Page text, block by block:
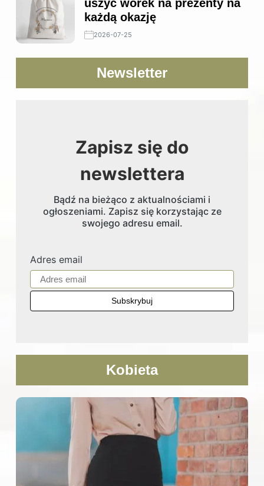
uszyć worek na prezenty na
każdą okazję
2026-07-25
Newsletter
Zapisz się do
newslettera
Bądź na bieżąco z aktualnościami i
ogłoszeniami. Zapisz się korzystając ze
swojego adresu email.
Adres email
Kobieta